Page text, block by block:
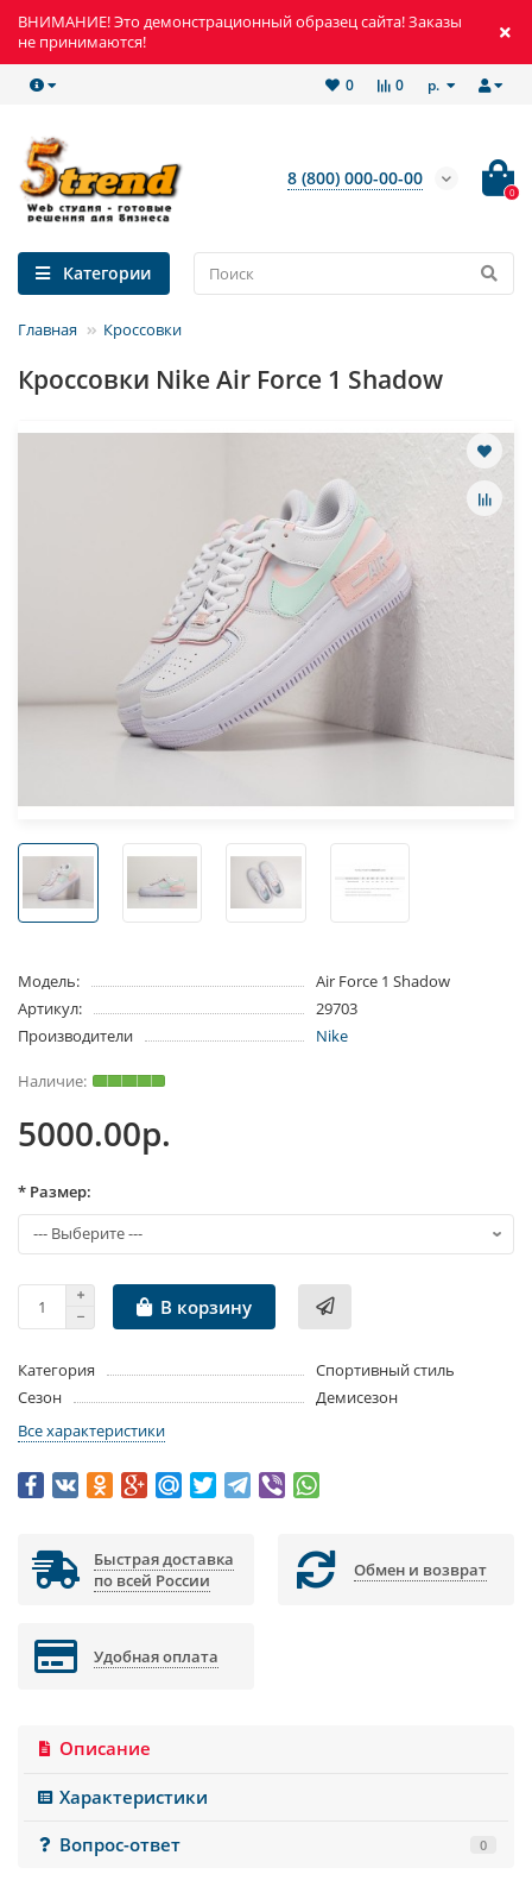
ВНИМАНИЕ! Это демонстрационный образец сайта! Заказы
не принимаются!
р.
0
0
8 (800) 000-00-00
0
Категории
Главная Кроссовки
Кроссовки Nike Air Force 1 Shadow
Модель:
Air Force 1 Shadow
Артикул:
29703
Производители
Nike
5000.00р.
* Размер:
В корзину
Категория
Спортивный стиль
Сезон
Демисезон
Все характеристики
Быстрая доставка
по всей России
Обмен и возврат
Удобная оплата
Описание
Характеристики
Вопрос-ответ
0